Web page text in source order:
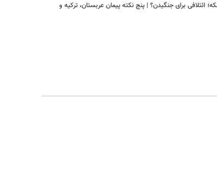
مکه؛ ائتلافی برای جنگیدن؟ | پنج نکته پیمان عربستان، ترکیه و